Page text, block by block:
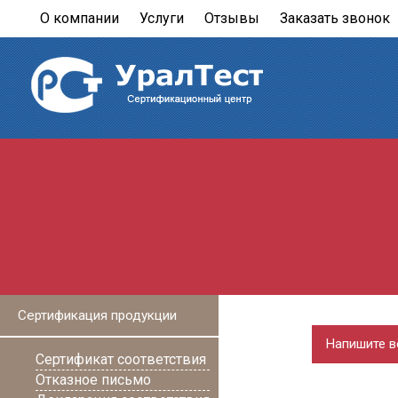
О компании Услуги Отзывы Заказать звонок
Сертификация продукции
Сертификат соответствия
Отказное письмо
Напишите